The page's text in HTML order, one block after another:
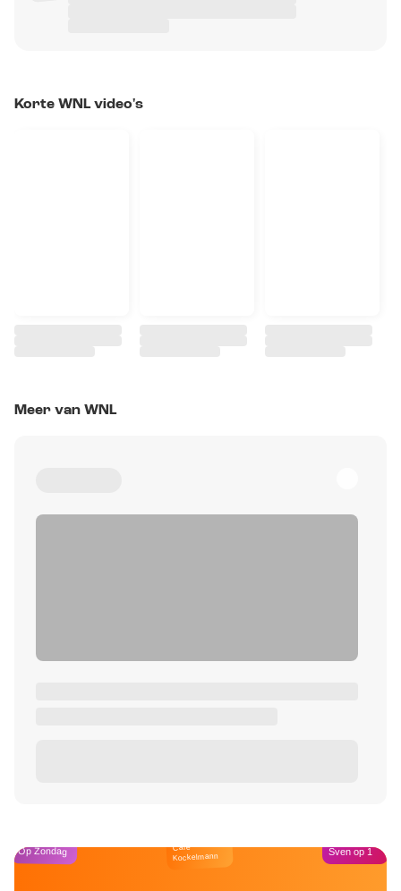
Korte WNL video's
Meer van WNL
Op Zondag Café
Kockelmann Sven op 1